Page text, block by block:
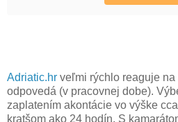
Adriatic.hr veľmi rýchlo reaguje
odpovedá (v pracovnej dobe).
zaplatením akontácie vo výške
kratšom ako 24 hodín. S